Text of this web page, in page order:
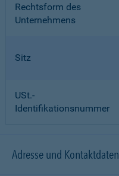
Rechtsform des
Unternehmens
Sitz
USt.-
Identifikationsnummer
Adresse und Kontaktdaten